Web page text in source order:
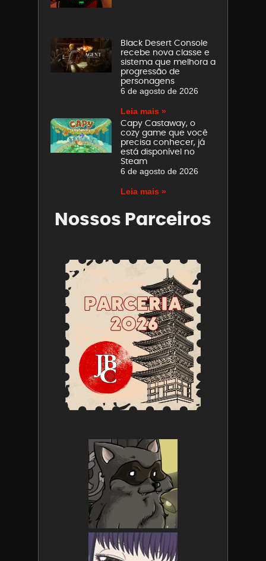
Black Desert Console
recebe nova classe e
sistema que melhora a
progressão de
personagens
6 de agosto de 2026
Leia mais »
Capy Castaway, o
cozy game que você
precisa conhecer, já
está disponível no
Steam
6 de agosto de 2026
Leia mais »
Nossos Parceiros